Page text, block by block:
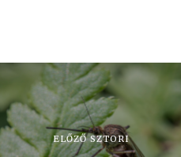
ELŐZŐ SZTORI